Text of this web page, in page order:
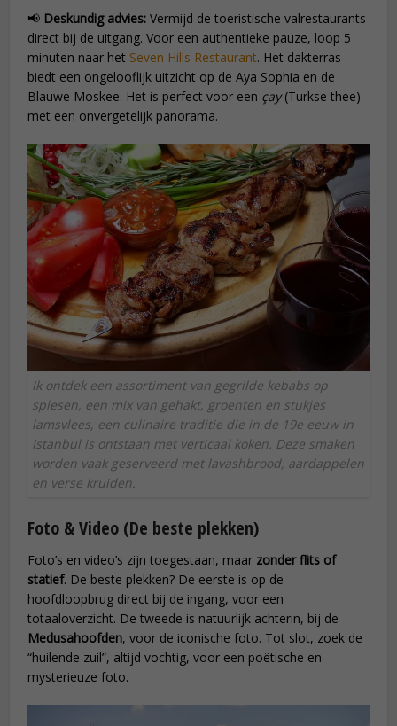
📢 Deskundig advies: Vermijd de toeristische valrestaurants
direct bij de uitgang. Voor een authentieke pauze, loop 5
minuten naar het Seven Hills Restaurant. Het dakterras
biedt een ongelooflijk uitzicht op de Aya Sophia en de
Blauwe Moskee. Het is perfect voor een çay(Turkse thee)
met een onvergetelijk panorama.
Ik ontdek een assortiment van gegrilde kebabs op
spiesen, een mix van gehakt, groenten en stukjes
lamsvlees, een culinaire traditie die in de 19e eeuw in
Istanbul is ontstaan met verticaal koken. Deze smaken
worden vaak geserveerd met lavashbrood, aardappelen
en verse kruiden.
Foto & Video (De beste plekken)
Foto’s en video’s zijn toegestaan, maar zonder flits of
statief. De beste plekken? De eerste is op de
hoofdloopbrug direct bij de ingang, voor een
totaaloverzicht. De tweede is natuurlijk achterin, bij de
Medusahoofden, voor de iconische foto. Tot slot, zoek de
“huilende zuil”, altijd vochtig, voor een poëtische en
mysterieuze foto.